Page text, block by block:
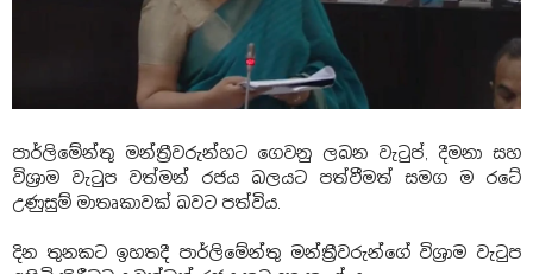
පාර්ලිමේන්තු මන්ත්‍රීවරුන්හට ගෙවනු ලබන වැටුප්, දීමනා සහ
විශ්‍රාම වැටුප වත්මන් රජය බලයට පත්වීමත් සමග ම රටේ
උණුසුම් මාතෘකාවක් බවට පත්විය.
දින තුනකට ඉහතදී පාර්ලිමේන්තු මන්ත්‍රීවරුන්ගේ විශ්‍රාම වැටුප